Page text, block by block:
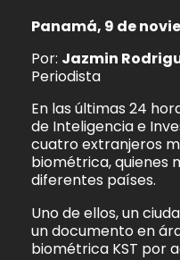
Panamá, 9 de
Por: Jazmin
Periodista
En las últimas 24
de Inteligencia e
cuatro extranjeros
biométrica, quienes
diferentes países.
Uno de ellos, un
un documento en
biométrica KST por